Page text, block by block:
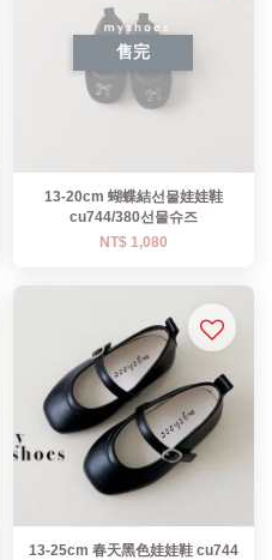
售完
13-20cm 蝴蝶結선물娃娃鞋
cu744/380선물슈즈
NT$ 1,080
13-25cm 春天黑色娃娃鞋 cu744